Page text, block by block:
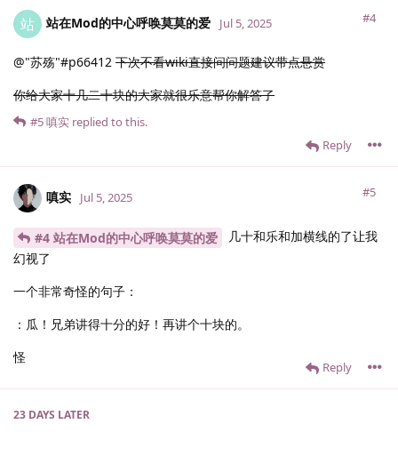
站 站在Mod的中心呼唤莫莫的爱 #4
Jul 5, 2025
@"苏殇"#p66412 下次不看wiki直接问问题建议带点悬赏
你给大家十几二十块的大家就很乐意帮你解答了
Reply
#5嗔实 replied to this.
嗔实 #5
Jul 5, 2025
#4 站在Mod的中心呼唤莫莫的爱
几十和乐和加横线的了让我
幻视了
一个非常奇怪的句子：
：瓜！兄弟讲得十分的好！再讲个十块的。
怪
Reply
23 DAYS LATER